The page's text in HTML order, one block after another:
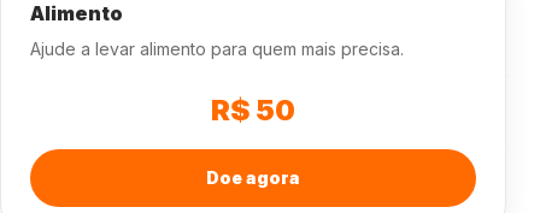
Alimento
Ajude a levar alimento para quem mais precisa.
R$ 50
Doe agora